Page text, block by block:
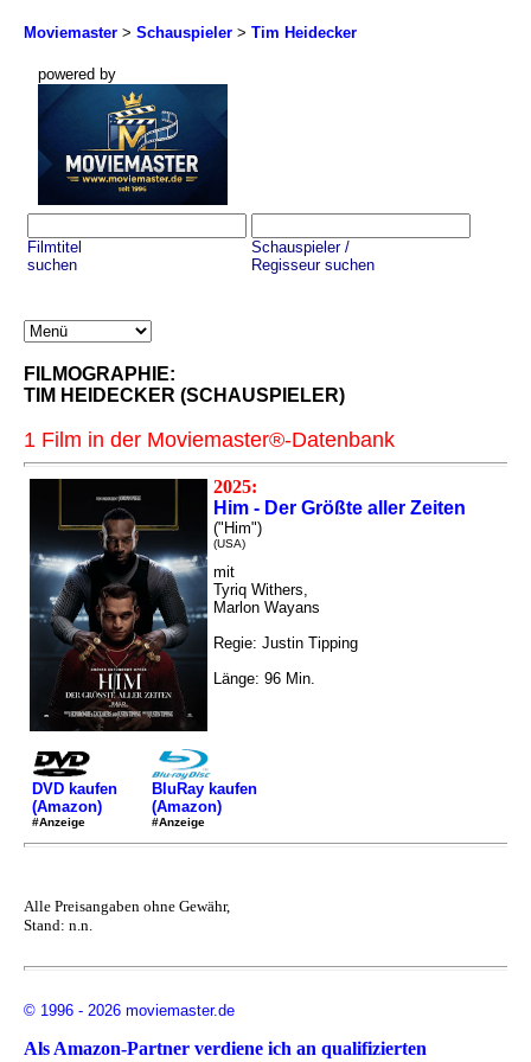
Moviemaster > Schauspieler > Tim Heidecker
powered by
Filmtitel
suchen
Schauspieler /
Regisseur suchen
FILMOGRAPHIE:
TIM HEIDECKER (SCHAUSPIELER)
1 Film in der Moviemaster®-Datenbank
2025:
Him - Der Größte aller Zeiten
("Him")
(USA)
mit
Tyriq Withers,
Marlon Wayans
Regie: Justin Tipping
Länge: 96 Min.
DVD kaufen
(Amazon)
#Anzeige
BluRay kaufen
(Amazon)
#Anzeige
Alle Preisangaben ohne Gewähr,
Stand: n.n.
© 1996 - 2026 moviemaster.de
Als Amazon-Partner verdiene ich an qualifizierten